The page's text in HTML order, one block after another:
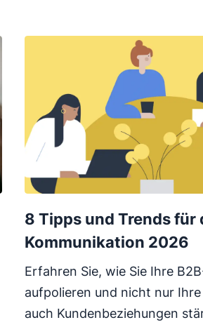
8 Tipps und Trends für
Kommunikation 2026
Erfahren Sie, wie Sie Ihre
aufpolieren und nicht nur
auch Kundenbeziehungen